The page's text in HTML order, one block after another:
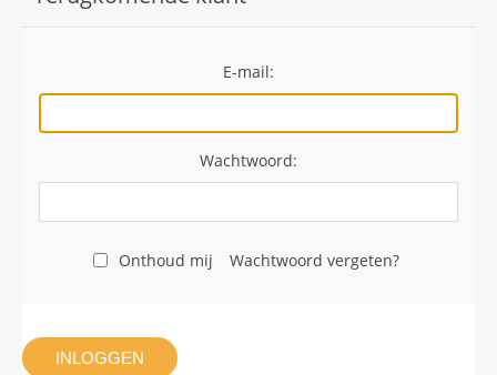
E-mail:
Wachtwoord:
Onthoud mij Wachtwoord vergeten?
INLOGGEN